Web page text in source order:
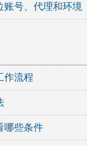
账号、代理和环境
作流程
哪些条件